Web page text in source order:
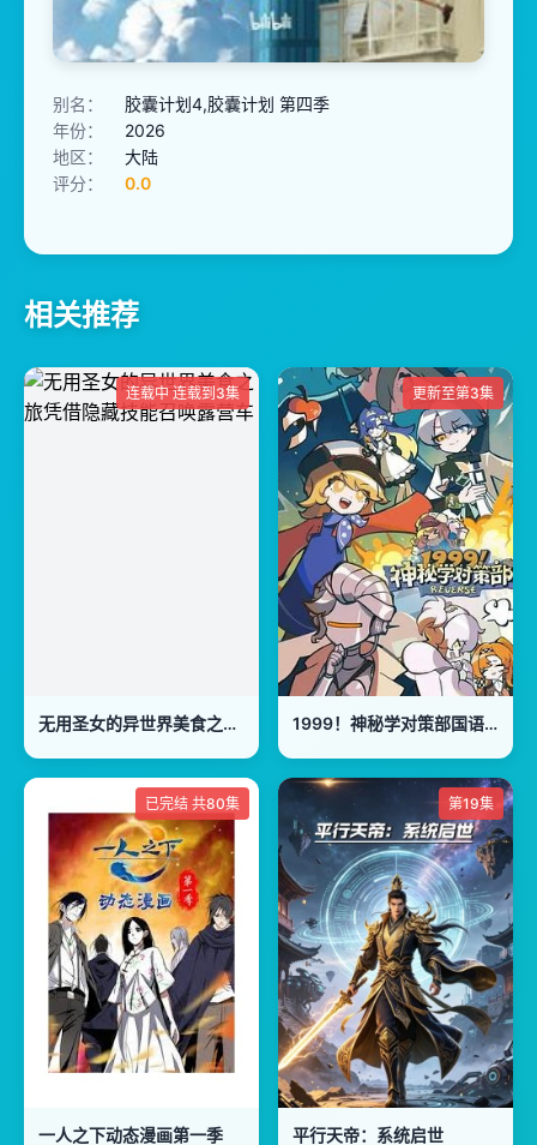
别名：
胶囊计划4,胶囊计划 第四季
年份：
2026
地区：
大陆
评分：
0.0
相关推荐
连载中 连载到3集
无用圣女的异世界美食之旅凭借隐藏技能召唤露营车
更新至第3集
1999！神秘学对策部国语版
已完结 共80集
一人之下动态漫画第一季
第19集
平行天帝：系统启世